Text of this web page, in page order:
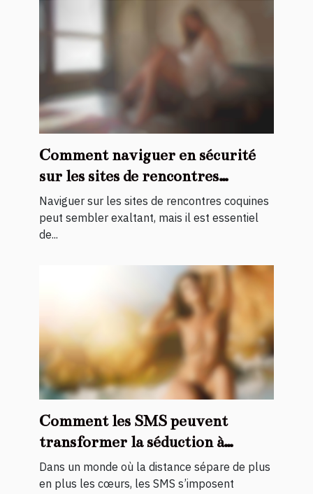
Comment naviguer en sécurité
sur les sites de rencontres
coquines ?
Naviguer sur les sites de rencontres coquines
peut sembler exaltant, mais il est essentiel
de...
Comment les SMS peuvent
transformer la séduction à
distance ?
Dans un monde où la distance sépare de plus
en plus les cœurs, les SMS s’imposent